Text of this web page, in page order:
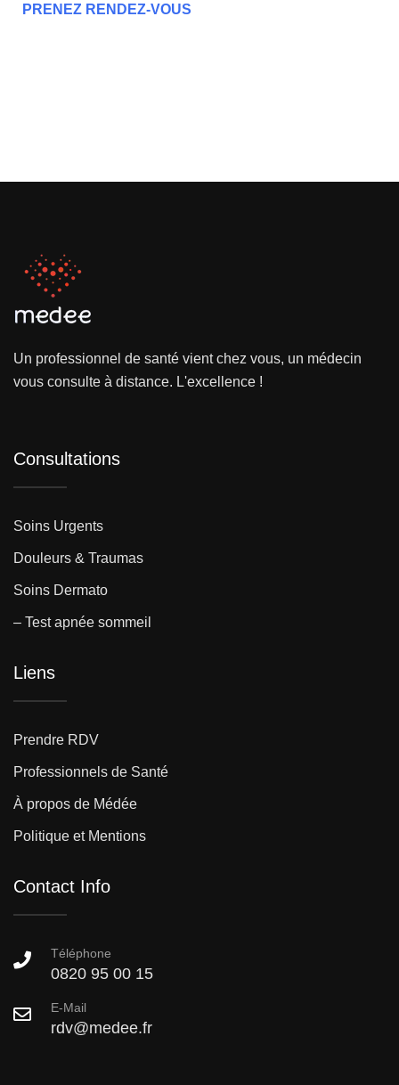
PRENEZ RENDEZ-VOUS
Un professionnel de santé vient chez vous, un médecin
vous consulte à distance. L'excellence !
Consultations
Soins Urgents
Douleurs & Traumas
Soins Dermato
– Test apnée sommeil
Liens
Prendre RDV
Professionnels de Santé
À propos de Médée
Politique et Mentions
Contact Info
Téléphone
0820 95 00 15
E-Mail
rdv@medee.fr